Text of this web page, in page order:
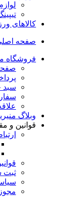
کالاهای
صفحه
فروشگاه
سبد
وبلاگ
قوانین و
ثبت